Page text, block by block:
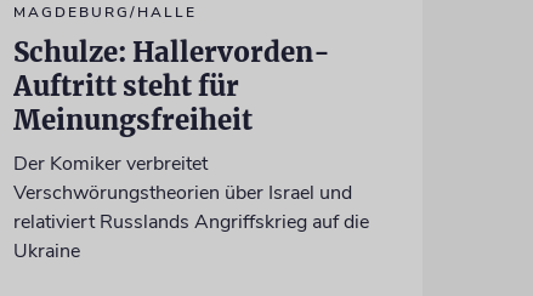
MAGDEBURG/HALLE
Schulze: Hallervorden-
Auftritt steht für
Meinungsfreiheit
Der Komiker verbreitet
Verschwörungstheorien über Israel und
relativiert Russlands Angriffskrieg auf die
Ukraine